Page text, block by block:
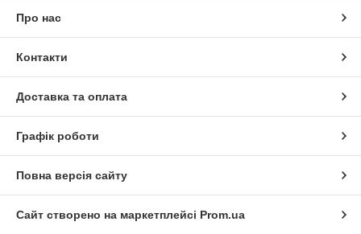
Про нас
Контакти
Доставка та оплата
Графік роботи
Повна версія сайту
Сайт створено на маркетплейсі Prom.ua